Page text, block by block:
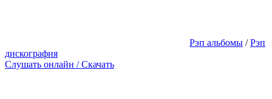
Рэп альбомы /Рэп
дискография
Слушать онлайн / Скачать